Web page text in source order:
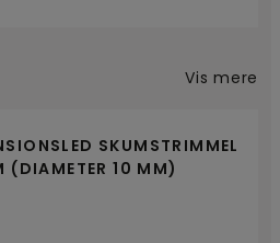
SKUMSTRIMMEL
(DIAMETER 10 MM)
Vis mere